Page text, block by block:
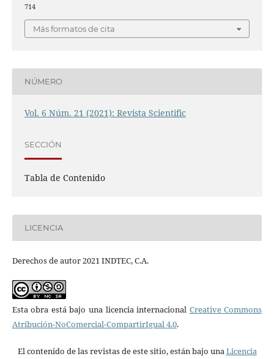
714
Más formatos de cita
NÚMERO
Vol. 6 Núm. 21 (2021): Revista Scientific
SECCIÓN
Tabla de Contenido
LICENCIA
Derechos de autor 2021 INDTEC, C.A.
Esta obra está bajo una licencia internacional Creative Commons
Atribución-NoComercial-CompartirIgual 4.0.
El contenido de las revistas de este sitio, están bajo unaLicencia